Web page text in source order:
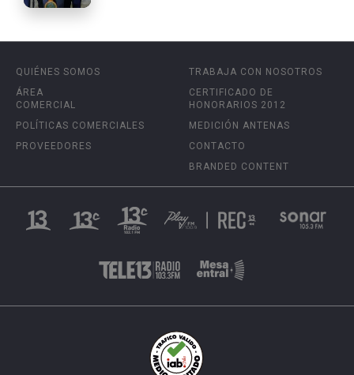
QUIÉNES SOMOS
ÁREA
COMERCIAL
POLÍTICAS COMERCIALES
PROVEEDORES
TRABAJA CON NOSOTROS
CERTIFICADO DE
HONORARIOS 2012
MEDICIÓN ANTENAS
CONTACTO
BRANDED CONTENT